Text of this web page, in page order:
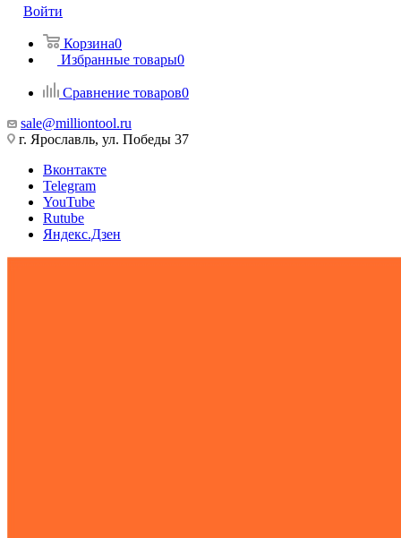
Войти
Корзина0
Избранные товары0
Сравнение товаров0
sale@milliontool.ru
г. Ярославль, ул. Победы 37
Вконтакте
Telegram
YouTube
Rutube
Яндекс.Дзен